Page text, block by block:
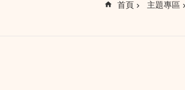
首頁 主題專區